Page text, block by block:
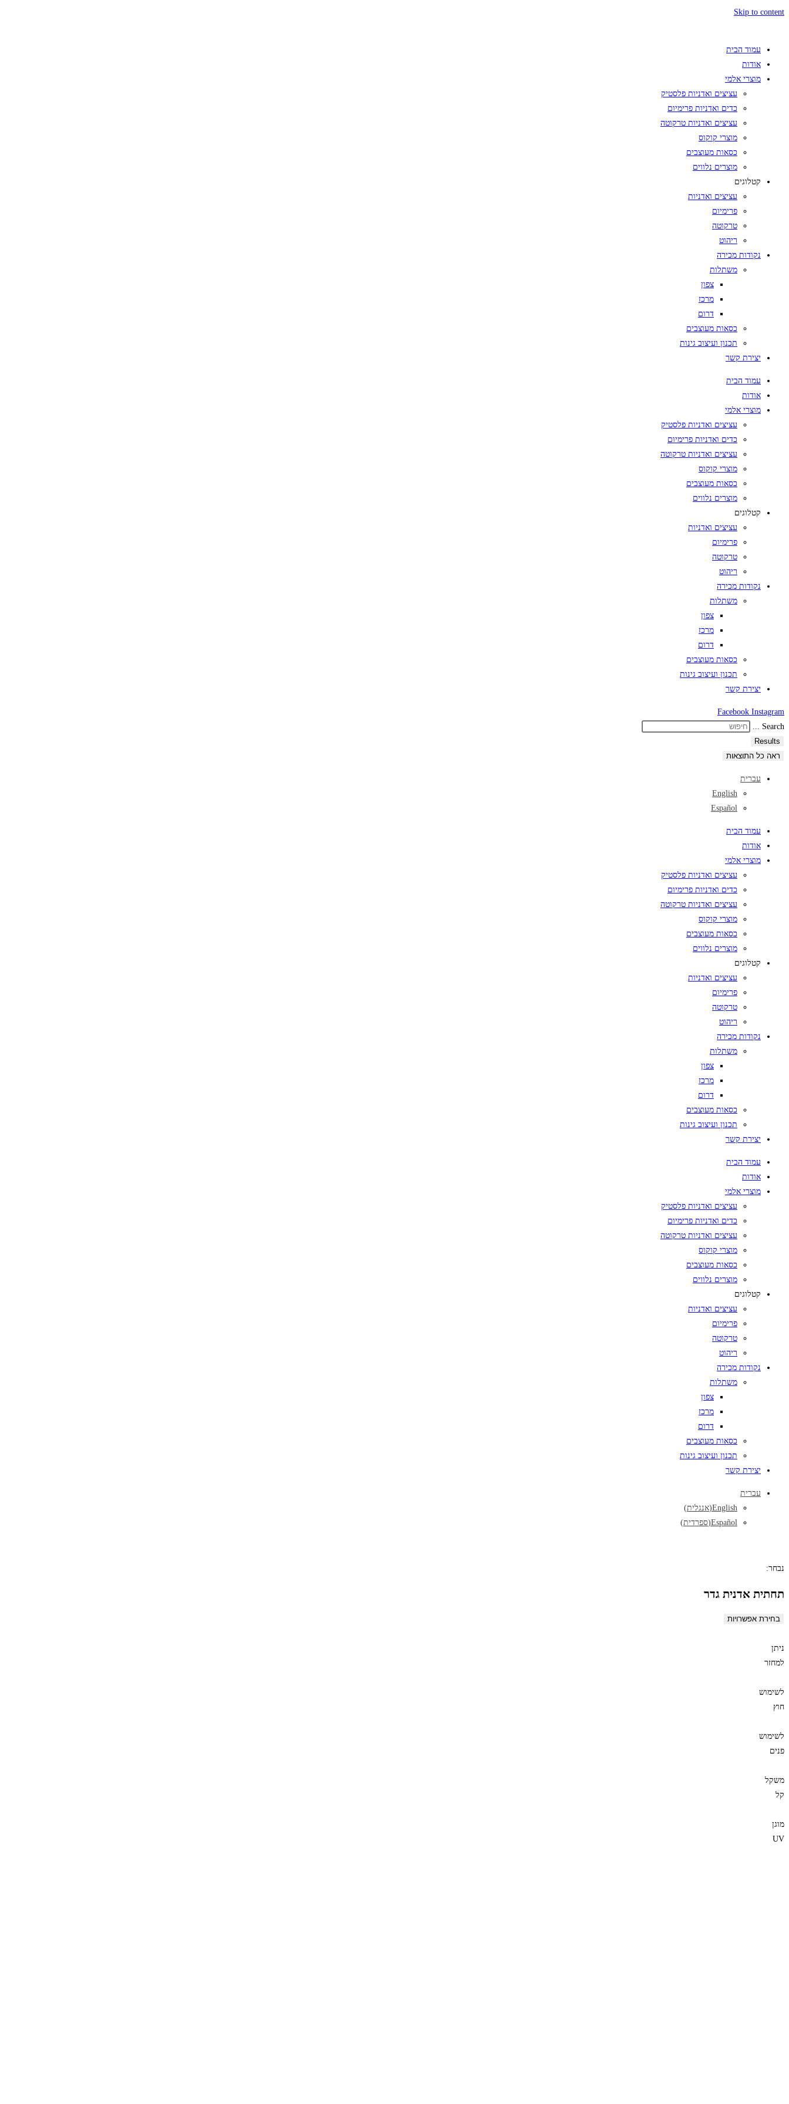
Skip to content
עמוד הבית
אודות
מוצרי אלמי
עציצים ואדניות פלסטיק
כדים ואדניות פרימיום
עציצים ואדניות טרקוטה
מוצרי קוקוס
כסאות מעוצבים
מוצרים נלווים
קטלוגים
עציצים ואדניות
פרימיום
טרקוטה
ריהוט
נקודות מכירה
משתלות
צפון
מרכז
דרום
כסאות מעוצבים
תכנון ועיצוב גינות
יצירת קשר
עמוד הבית
אודות
מוצרי אלמי
עציצים ואדניות פלסטיק
כדים ואדניות פרימיום
עציצים ואדניות טרקוטה
מוצרי קוקוס
כסאות מעוצבים
מוצרים נלווים
קטלוגים
עציצים ואדניות
פרימיום
טרקוטה
ריהוט
נקודות מכירה
משתלות
צפון
מרכז
דרום
כסאות מעוצבים
תכנון ועיצוב גינות
יצירת קשר
Facebook Instagram
Search ...
Results
ראה כל התוצאות
עברית
English
Español
עמוד הבית
אודות
מוצרי אלמי
עציצים ואדניות פלסטיק
כדים ואדניות פרימיום
עציצים ואדניות טרקוטה
מוצרי קוקוס
כסאות מעוצבים
מוצרים נלווים
קטלוגים
עציצים ואדניות
פרימיום
טרקוטה
ריהוט
נקודות מכירה
משתלות
צפון
מרכז
דרום
כסאות מעוצבים
תכנון ועיצוב גינות
יצירת קשר
עמוד הבית
אודות
מוצרי אלמי
עציצים ואדניות פלסטיק
כדים ואדניות פרימיום
עציצים ואדניות טרקוטה
מוצרי קוקוס
כסאות מעוצבים
מוצרים נלווים
קטלוגים
עציצים ואדניות
פרימיום
טרקוטה
ריהוט
נקודות מכירה
משתלות
צפון
מרכז
דרום
כסאות מעוצבים
תכנון ועיצוב גינות
יצירת קשר
עברית
English
(אנגלית)
Español
(ספרדית)
נבחר:
תחתית אדנית גדר
בחירת אפשרויות
ניתן
למחזר
לשימוש
חוץ
לשימוש
פנים
משקל
קל
מוגן
UV